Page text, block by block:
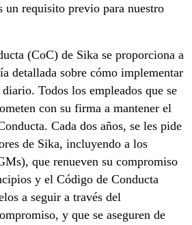
un requisito previo para nuestro
(CoC) de Sika se proporciona a
detallada sobre cómo implementar
Todos los empleados que se
con su firma a mantener el
Cada dos años, se les pide
de Sika, incluyendo a los
que renueven su compromiso
y el Código de Conducta
a seguir a través del
y que se aseguren de